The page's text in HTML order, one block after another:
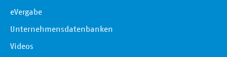
eVergabe
Unternehmensdatenbanken
Videos